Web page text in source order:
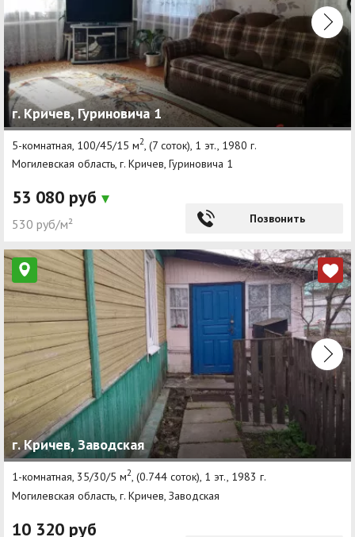
Недвижимость в Кричеве
Продажа коммерческой недвижимости
Аренда коммерческой недвижимости
Другие разделы
Новости
Ремонт квартир
Грузовое такси
Способы оплаты
Реклама на сайте
г. Кричев, Гуриновича 1
5-комнатная, 100/45/15 м2 , (7 соток), 1 эт., 1980 г.
Могилевская область, г. Кричев, Гуриновича 1
53 080 руб
530 руб/м² Позвонить
г. Кричев, Заводская
1-комнатная, 35/30/5 м2, (0.744 соток), 1 эт., 1983 г.
Могилевская область, г. Кричев, Заводская
10 320 руб